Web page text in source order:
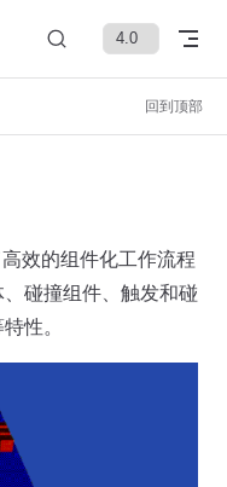
回到顶部
效的组件化工作流程
碰撞组件、触发和碰
性。